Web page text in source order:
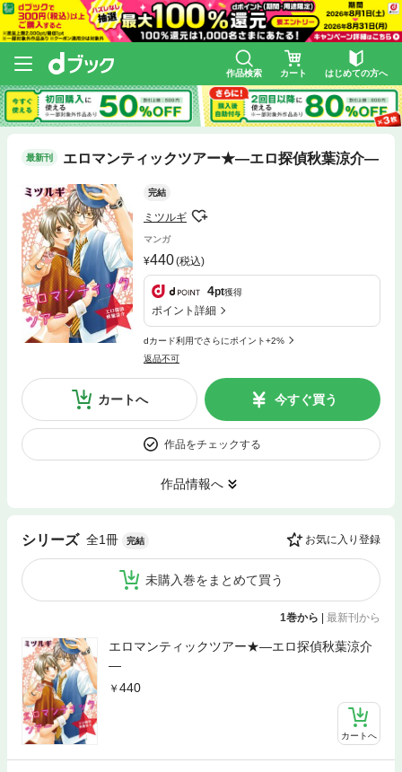
作品検索 カート はじめての方へ
最新刊 エロマンティックツアー★―エロ探偵秋葉涼介―
完結
ミツルギ
マンガ
440(税込)
4pt獲得
ポイント詳細
dカード利用でさらにポイント+2%
返品不可
カートへ 今すぐ買う
作品をチェックする
作品情報へ
シリーズ 全1冊 完結 お気に入り登録
未購入巻をまとめて買う
1巻から 最新刊から
エロマンティックツアー★―エロ探偵秋葉涼介
―
440
カートへ